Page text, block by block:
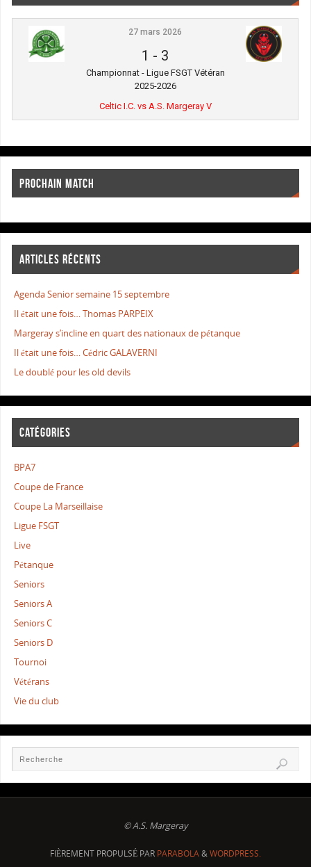
27 mars 2026
1 - 3
Championnat - Ligue FSGT Vétéran
2025-2026
Celtic I.C. vs A.S. Margeray V
PROCHAIN MATCH
ARTICLES RÉCENTS
Agenda Senior semaine 15 septembre
Il était une fois… Thomas PARPEIX
Margeray s’incline en quart des nationaux de pétanque
Il était une fois… Cédric GALAVERNI
Le doublé pour les old devils
CATÉGORIES
BPA7
Coupe de France
Coupe La Marseillaise
Ligue FSGT
Live
Pétanque
Seniors
Seniors A
Seniors C
Seniors D
Tournoi
Vétérans
Vie du club
© A.S. Margeray
FIÈREMENT PROPULSÉ PAR PARABOLA&WORDPRESS.